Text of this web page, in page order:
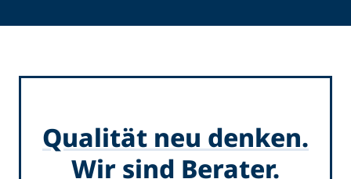
Qualität neu denken.
Wir sind Berater.